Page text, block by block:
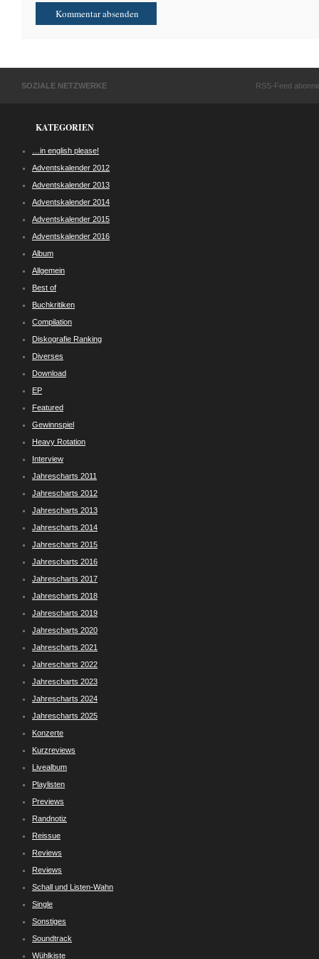
SOZIALE NETZWERKE RSS-Feed
KATEGORIEN
…in english please!
Adventskalender 2012
Adventskalender 2013
Adventskalender 2014
Adventskalender 2015
Adventskalender 2016
Album
Allgemein
Best of
Buchkritiken
Compilation
Diskografie Ranking
Diverses
Download
EP
Featured
Gewinnspiel
Heavy Rotation
Interview
Jahrescharts 2011
Jahrescharts 2012
Jahrescharts 2013
Jahrescharts 2014
Jahrescharts 2015
Jahrescharts 2016
Jahrescharts 2017
Jahrescharts 2018
Jahrescharts 2019
Jahrescharts 2020
Jahrescharts 2021
Jahrescharts 2022
Jahrescharts 2023
Jahrescharts 2024
Jahrescharts 2025
Konzerte
Kurzreviews
Livealbum
Playlisten
Previews
Randnotiz
Reissue
Reviews
Reviews
Schall und Listen-Wahn
Single
Sonstiges
Soundtrack
Wühlkiste